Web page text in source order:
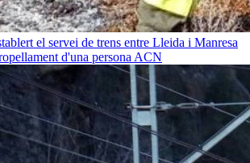
el servei de trens entre Lleida i Manresa
d'una persona ACN